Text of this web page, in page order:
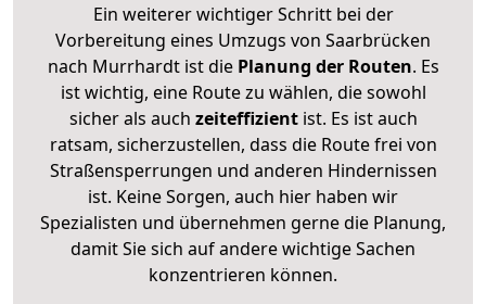
Ein weiterer wichtiger Schritt bei der
Vorbereitung eines Umzugs von Saarbrücken
nach Murrhardt ist diePlanung der Routen. Es
ist wichtig, eine Route zu wählen, die sowohl
sicher als auch zeiteffizientist. Es ist auch
ratsam, sicherzustellen, dass die Route frei von
Straßensperrungen und anderen Hindernissen
ist. Keine Sorgen, auch hier haben wir
Spezialisten und übernehmen gerne die Planung,
damit Sie sich auf andere wichtige Sachen
konzentrieren können.